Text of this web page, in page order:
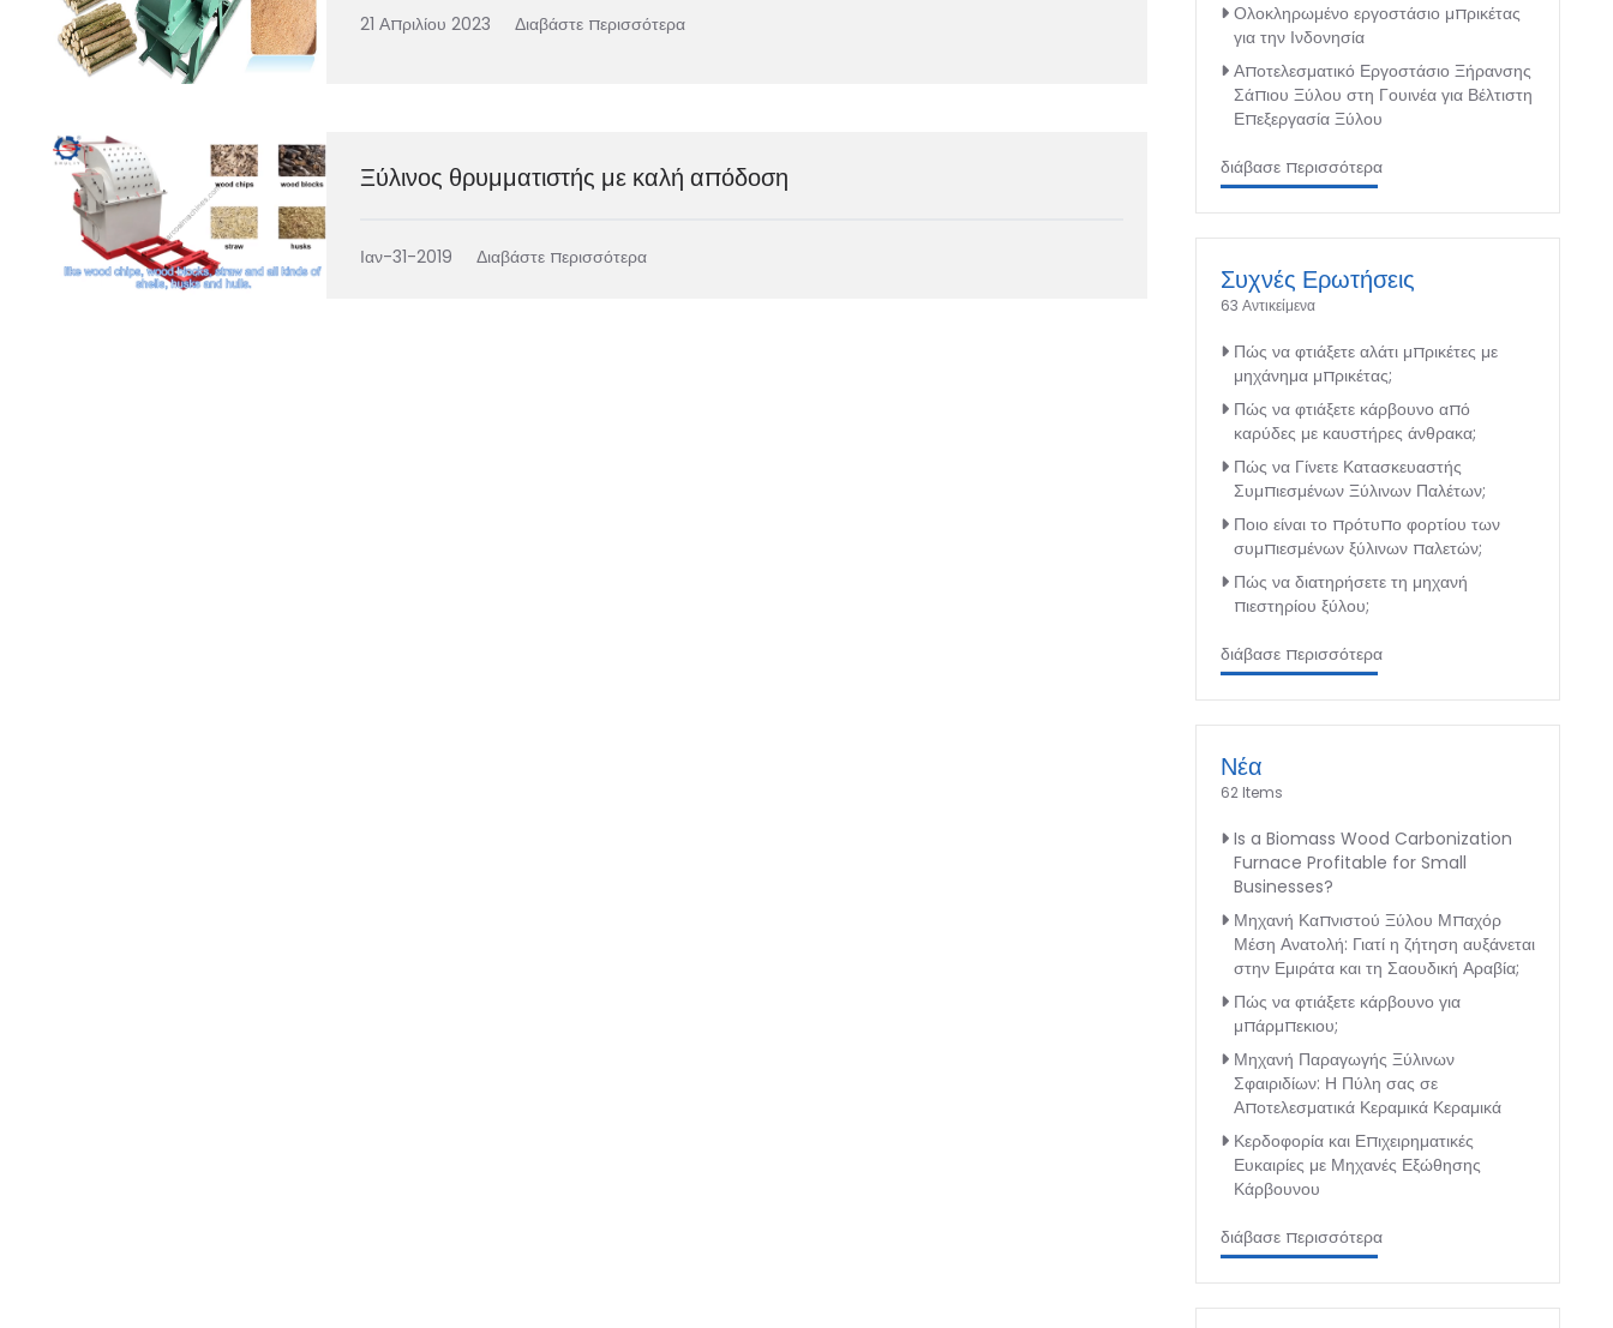
21 Απριλίου 2023 Διαβάστε περισσότερα
Ξύλινος θρυμματιστής με καλή απόδοση
Ιαν-31-2019 Διαβάστε περισσότερα
Ολοκληρωμένο εργοστάσιο μπρικέτας
για την Ινδονησία
Αποτελεσματικό Εργοστάσιο Ξήρανσης
Σάπιου Ξύλου στη Γουινέα για Βέλτιστη
Επεξεργασία Ξύλου
διάβασε περισσότερα
Συχνές Ερωτήσεις
63 Αντικείμενα
Πώς να φτιάξετε αλάτι μπρικέτες με
μηχάνημα μπρικέτας;
Πώς να φτιάξετε κάρβουνο από
καρύδες με καυστήρες άνθρακα;
Πώς να Γίνετε Κατασκευαστής
Συμπιεσμένων Ξύλινων Παλέτων;
Ποιο είναι το πρότυπο φορτίου των
συμπιεσμένων ξύλινων παλετών;
Πώς να διατηρήσετε τη μηχανή
πιεστηρίου ξύλου;
διάβασε περισσότερα
Νέα
62 Items
Is a Biomass Wood Carbonization
Furnace Profitable for Small
Businesses?
Μηχανή Καπνιστού Ξύλου Μπαχόρ
Μέση Ανατολή: Γιατί η ζήτηση αυξάνεται
στην Εμιράτα και τη Σαουδική Αραβία;
Πώς να φτιάξετε κάρβουνο για
μπάρμπεκιου;
Μηχανή Παραγωγής Ξύλινων
Σφαιριδίων: Η Πύλη σας σε
Αποτελεσματικά Κεραμικά Κεραμικά
Κερδοφορία και Επιχειρηματικές
Ευκαιρίες με Μηχανές Εξώθησης
Κάρβουνου
διάβασε περισσότερα